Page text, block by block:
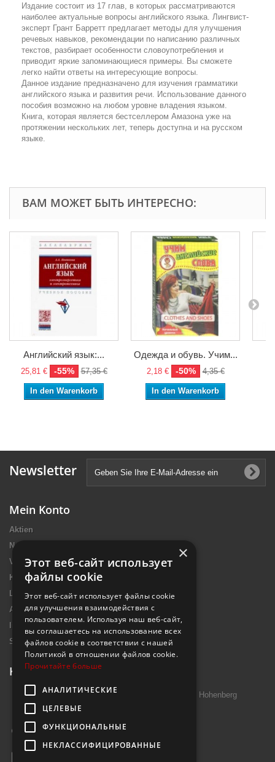
Издание состоит из 17 глав, в которых рассматриваются
наиболее актуальные вопросы английского языка. Лингвист-
эксперт Грант Барретт предлагает методы для улучшения
речевых навыков, рекомендации по написанию различных
текстов, разбирает особенности словоупотребления и
приводит яркие запоминающиеся примеры. Вы сможете
легко найти ответы на интересующие вопросы.
Данное издание предназначено для изучения грамматики
английского языка и развития речи. Использование данного
пособия возможно на любом уровне владения языком.
Книга, которая является бестселлером Амазона уже на
протяжении нескольких лет, теперь доступна и на русском
языке.
ВАМ МОЖЕТ БЫТЬ ИНТЕРЕСНО:
Английский язык:...
25,81 € -55% 57,35 €
In den Warenkorb
Одежда и обувь. Учим...
2,18 € -50% 4,35 €
In den Warenkorb
Newsletter
Mein Konto
Aktien
Neue Artikel
Verkaufshits
Kontakt
Lieferung
Allgemeine Nutzungsbedingungen
Impressum Introtek
Sitemap
Kontakt
Introtek GmbH, Hutschenreuther Str. 13 95691 Hohenberg
Deutschland
Rufen Sie uns an:
×
Этот веб-сайт использует
файлы cookie
Этот веб-сайт использует файлы cookie
для улучшения взаимодействия с
пользователем. Используя наш веб-сайт,
вы соглашаетесь на использование всех
файлов cookie в соответствии с нашей
Политикой в ​​отношении файлов cookie.
Прочитайте больше
АНАЛИТИЧЕСКИЕ
ЦЕЛЕВЫЕ
ФУНКЦИОНАЛЬНЫЕ
НЕКЛАССИФИЦИРОВАННЫЕ